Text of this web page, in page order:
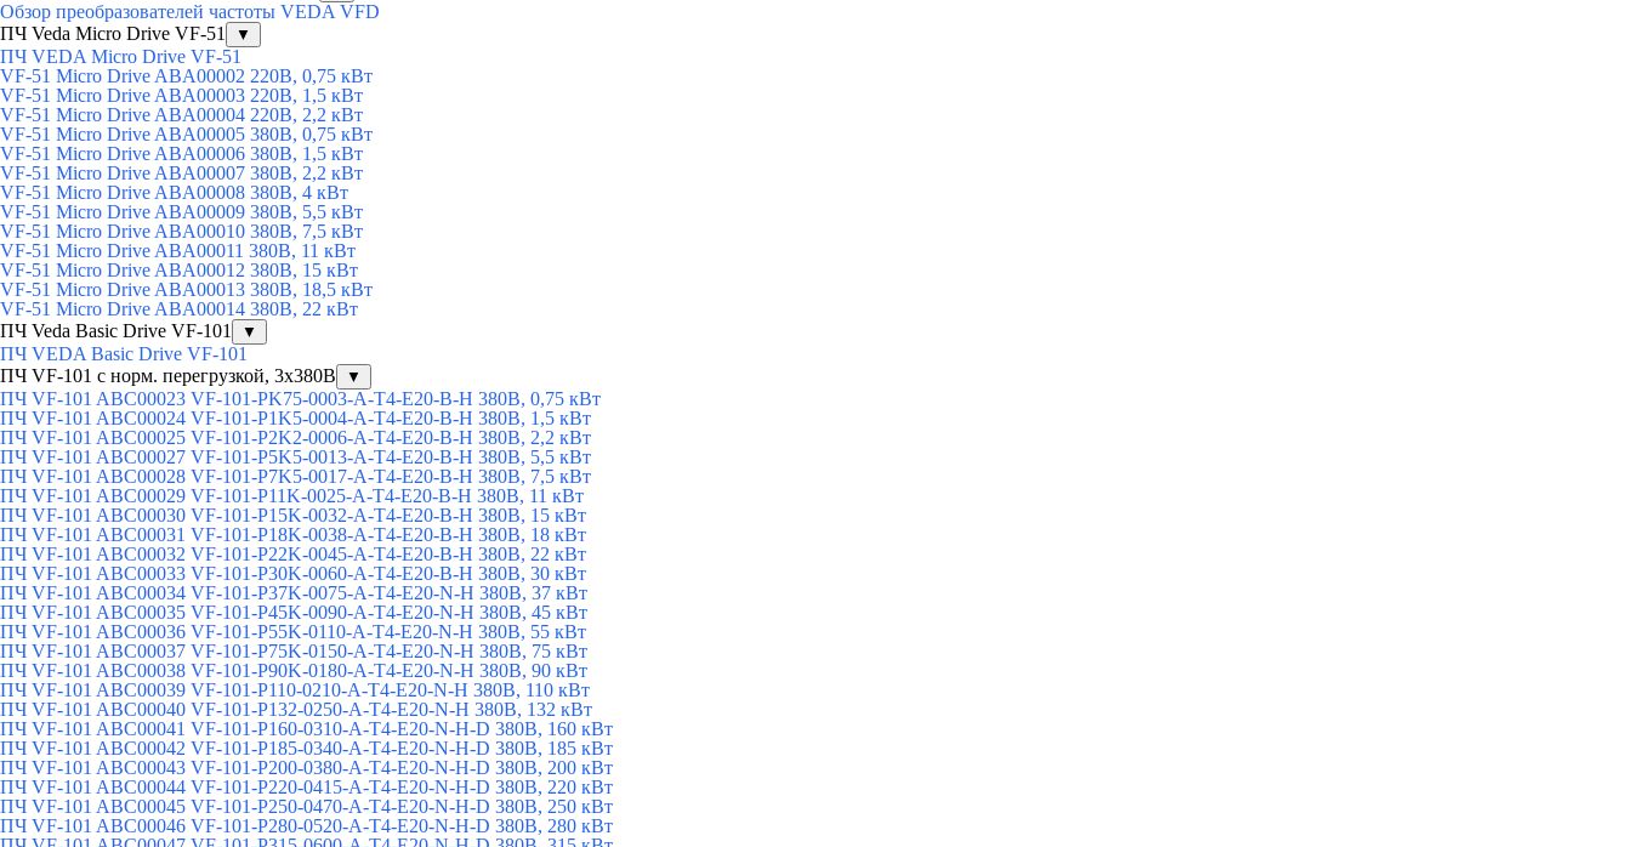
Обзор преобразователей частоты VEDA VFD
ПЧ Veda Micro Drive VF-51
▼
ПЧ VEDA Micro Drive VF-51
VF-51 Micro Drive ABA00002 220В, 0,75 кВт
VF-51 Micro Drive ABA00003 220В, 1,5 кВт
VF-51 Micro Drive ABA00004 220В, 2,2 кВт
VF-51 Micro Drive ABA00005 380В, 0,75 кВт
VF-51 Micro Drive ABA00006 380В, 1,5 кВт
VF-51 Micro Drive ABA00007 380В, 2,2 кВт
VF-51 Micro Drive ABA00008 380В, 4 кВт
VF-51 Micro Drive ABA00009 380В, 5,5 кВт
VF-51 Micro Drive ABA00010 380В, 7,5 кВт
VF-51 Micro Drive ABA00011 380В, 11 кВт
VF-51 Micro Drive ABA00012 380В, 15 кВт
VF-51 Micro Drive ABA00013 380В, 18,5 кВт
VF-51 Micro Drive ABA00014 380В, 22 кВт
ПЧ Veda Basic Drive VF-101
▼
ПЧ VEDA Basic Drive VF-101
ПЧ VF-101 с норм. перегрузкой, 3х380В
▼
ПЧ VF-101 ABC00023 VF-101-PK75-0003-A-T4-E20-B-H 380В, 0,75 кВт
ПЧ VF-101 ABC00024 VF-101-P1K5-0004-A-T4-E20-B-H 380В, 1,5 кВт
ПЧ VF-101 ABC00025 VF-101-P2K2-0006-A-T4-E20-B-H 380В, 2,2 кВт
ПЧ VF-101 ABC00027 VF-101-P5K5-0013-A-T4-E20-B-H 380В, 5,5 кВт
ПЧ VF-101 ABC00028 VF-101-P7K5-0017-A-T4-E20-B-H 380В, 7,5 кВт
ПЧ VF-101 ABC00029 VF-101-P11K-0025-A-T4-E20-B-H 380В, 11 кВт
ПЧ VF-101 ABC00030 VF-101-P15K-0032-A-T4-E20-B-H 380В, 15 кВт
ПЧ VF-101 ABC00031 VF-101-P18K-0038-A-T4-E20-B-H 380В, 18 кВт
ПЧ VF-101 ABC00032 VF-101-P22K-0045-A-T4-E20-B-H 380В, 22 кВт
ПЧ VF-101 ABC00033 VF-101-P30K-0060-A-T4-E20-B-H 380В, 30 кВт
ПЧ VF-101 ABC00034 VF-101-P37K-0075-A-T4-E20-N-H 380В, 37 кВт
ПЧ VF-101 ABC00035 VF-101-P45K-0090-A-T4-E20-N-H 380В, 45 кВт
ПЧ VF-101 ABC00036 VF-101-P55K-0110-A-T4-E20-N-H 380В, 55 кВт
ПЧ VF-101 ABC00037 VF-101-P75K-0150-A-T4-E20-N-H 380В, 75 кВт
ПЧ VF-101 ABC00038 VF-101-P90K-0180-A-T4-E20-N-H 380В, 90 кВт
ПЧ VF-101 ABC00039 VF-101-P110-0210-A-T4-E20-N-H 380В, 110 кВт
ПЧ VF-101 ABC00040 VF-101-P132-0250-A-T4-E20-N-H 380В, 132 кВт
ПЧ VF-101 ABC00041 VF-101-P160-0310-A-T4-E20-N-H-D 380В, 160 кВт
ПЧ VF-101 ABC00042 VF-101-P185-0340-A-T4-E20-N-H-D 380В, 185 кВт
ПЧ VF-101 ABC00043 VF-101-P200-0380-A-T4-E20-N-H-D 380В, 200 кВт
ПЧ VF-101 ABC00044 VF-101-P220-0415-A-T4-E20-N-H-D 380В, 220 кВт
ПЧ VF-101 ABC00045 VF-101-P250-0470-A-T4-E20-N-H-D 380В, 250 кВт
ПЧ VF-101 ABC00046 VF-101-P280-0520-A-T4-E20-N-H-D 380В, 280 кВт